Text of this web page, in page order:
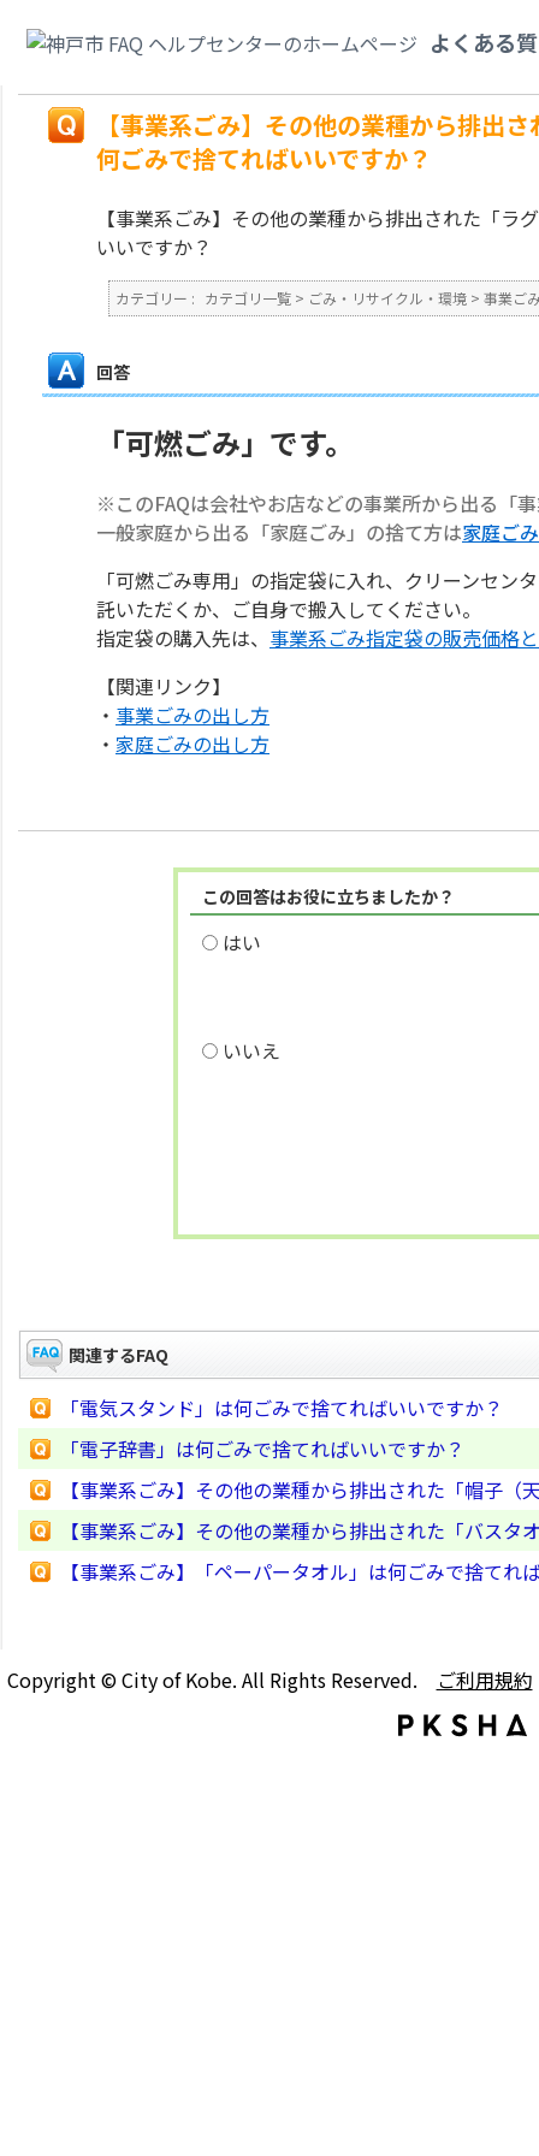
よくある
の）」は何ごみで捨てればいいですか？
【事業系ごみ】その他の業種から排出
何ごみで捨てればいいですか？
【事業系ごみ】その他の業種から排出された「
いいですか？
カテゴリー : カテゴリ一覧 > ごみ・リサイクル・環境 > 事業ご
回答
「可燃ごみ」です。
※このFAQは会社やお店などの事業所から出る「
一般家庭から出る「家庭ごみ」の捨て方は家庭ご
「可燃ごみ専用」の指定袋に入れ、クリーンセン
託いただくか、ご自身で搬入してください。
指定袋の購入先は、 事業系ごみ指定袋の販売価格
【関連リンク】
・ 事業ごみの出し方
・ 家庭ごみの出し方
この回答はお役に立ちましたか？
はい
いいえ
関連するFAQ
「電気スタンド」は何ごみで捨てればいいですか？
「電子辞書」は何ごみで捨てればいいですか？
【事業系ごみ】その他の業種から排出された「帽子
【事業系ごみ】その他の業種から排出された「バス
【事業系ごみ】「ペーパータオル」は何ごみで捨てれ
Copyright © City of Kobe. All Rights Reserved. ご利用規約